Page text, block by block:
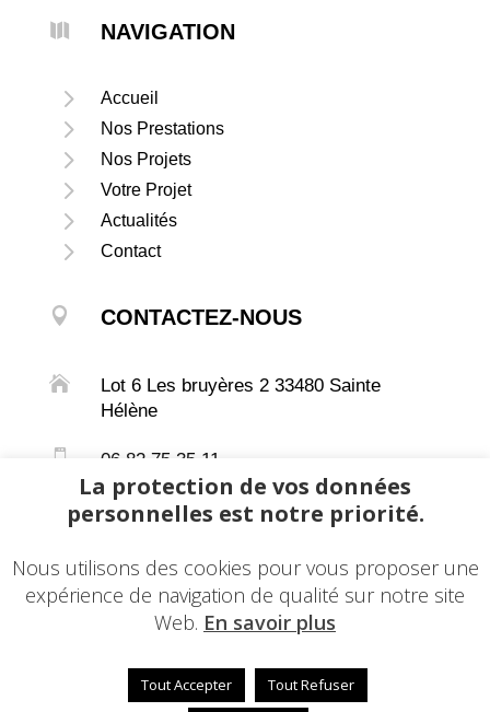
 NAVIGATION
5 Accueil
5 Nos Prestations
5 Nos Projets
5 Votre Projet
5 Actualités
5 Contact
 CONTACTEZ-NOUS

Lot 6 Les bruyères 2 33480 Sainte
Hélène
 06 82 75 35 11
 mlbaticonfort@gmail.com
880 631 668 00030
© 2022 - Une réalisationEDConcept24.fr-Mentions
La protection de vos données
personnelles est notre priorité.
Nous utilisons des cookies pour vous proposer une
expérience de navigation de qualité sur notre site
Web. En savoir plus
Tout Accepter Tout Refuser